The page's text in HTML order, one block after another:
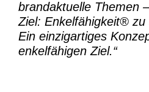
brandaktuelle Themen
Ziel: Enkelfähigkeit® zu
Ein einzigartiges
enkelfähigen Ziel.“